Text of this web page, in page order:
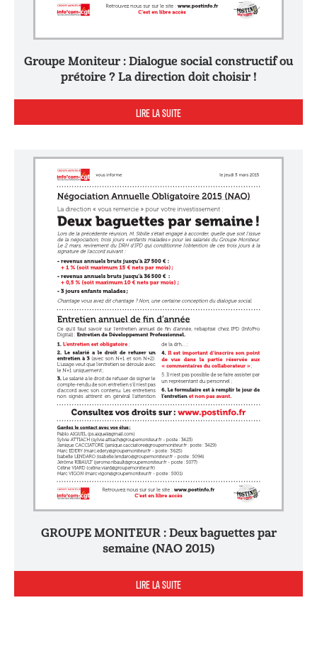
Groupe Moniteur : Dialogue social constructif ou
prétoire ? La direction doit choisir !
LIRE LA SUITE
GROUPE MONITEUR : Deux baguettes par
semaine (NAO 2015)
LIRE LA SUITE